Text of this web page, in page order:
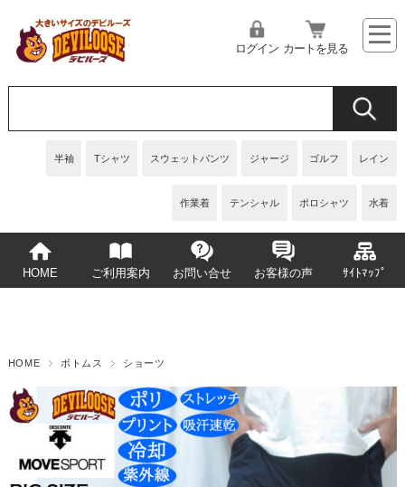
半袖 Tシャツ スウェットパンツ ジャージ ゴルフ レイン
作業着 テンシャル ポロシャツ 水着
ログイン カートを見る
HOME ご利用案内 お問い合せ お客様の声 ｻｲﾄﾏｯﾌﾟ
HOME ボトムス ショーツ